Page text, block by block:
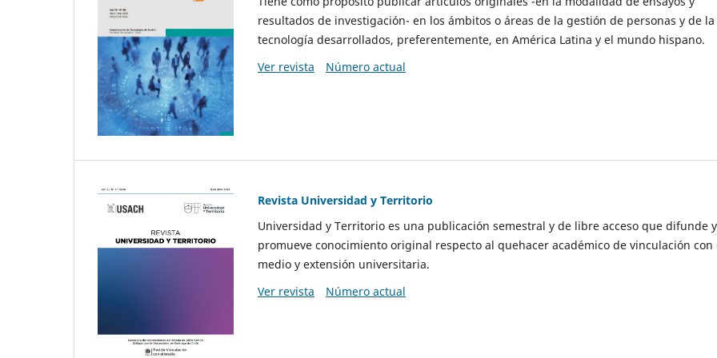
resultados de investigación- en los ámbitos o áreas de la gestión de personas y de la
tecnología desarrollados, preferentemente, en América Latina y el mundo hispano.
Ver revista
Número actual
Revista Universidad y Territorio
Universidad y Territorio es una publicación semestral y de libre acceso que difunde y
promueve conocimiento original respecto al quehacer académico de vinculación con
medio y extensión universitaria.
Ver revista
Número actual